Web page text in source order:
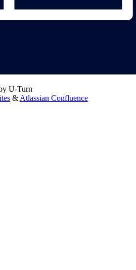
U-Turn
& Atlassian Confluence